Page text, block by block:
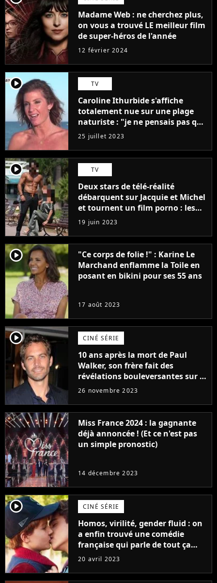
Madame Web : ne cherchez plus,
on vous a trouvé LE meilleur film
de super-héros de l'année
12 février 2024
player2 TV
Caroline Ithurbide s'affiche
totalement nue sur une plage
naturiste : "je ne pensais pas que
j'arriverais à le faire..."
25 juillet 2023
player2 TV
Deux stars de télé-réalité
débarquent sur Jacquie et Michel
et tournent un film porno : les
premières images du tournage
(exclu)
19 juin 2023
player2
"Ce corps de folie !" : Karine Le
Marchand enflamme la Toile en
posant en bikini pour ses 55 ans
17 août 2023
player2 CINÉ SÉRIE
10 ans après la mort de Paul
Walker, son frère fait des
révélations bouleversantes sur la
réaction des acteurs de Fast and
26 novembre 2023
Miss France 2024 : la gagnante
déjà annoncée ! (Et ce n'est pas
un simple pronostic)
14 décembre 2023
player2 CINÉ SÉRIE
Homos, virilité, gender fluid : on
a enfin trouvé une comédie
française qui parle de tout ça
sans être super ringarde
20 avril 2023